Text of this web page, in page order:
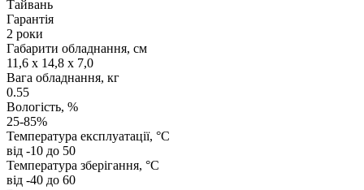
Тайвань
Гарантія
2 роки
Габарити обладнання, см
11,6 x 14,8 x 7,0
Вага обладнання, кг
0.55
Вологість, %
25-85%
Температура експлуатації, °C
від -10 до 50
Температура зберігання, °C
від -40 до 60